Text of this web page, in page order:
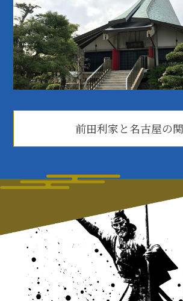
前田利家と名古屋の